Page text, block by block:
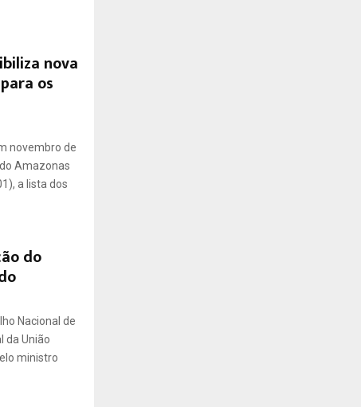
nova
os
novembro de
Amazonas
a lista dos
do
Nacional de
da União
ministro